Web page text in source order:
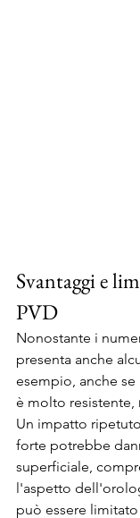
Svantaggi e
PVD
Nonostante i
presenta anche
esempio, anche
è molto resistente,
Un impatto
forte potrebbe
superficiale,
l'aspetto
può essere